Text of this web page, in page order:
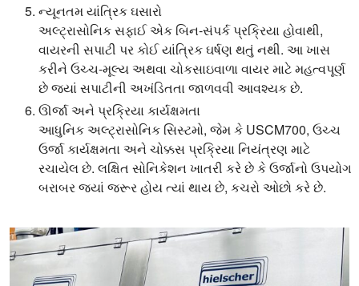
ન્યૂનતમ યાંત્રિક ઘસારો
અલ્ટ્રાસોનિક સફાઈ એક બિન-સંપર્ક પ્રક્રિયા હોવાથી,
વાયરની સપાટી પર કોઈ યાંત્રિક ઘર્ષણ થતું નથી. આ ખાસ
કરીને ઉચ્ચ-મૂલ્ય અથવા ચોકસાઇવાળા વાયર માટે મહત્વપૂર્ણ
છે જ્યાં સપાટીની અખંડિતતા જાળવવી આવશ્યક છે.
ઊર્જા અને પ્રક્રિયા કાર્યક્ષમતા
આધુનિક અલ્ટ્રાસોનિક સિસ્ટમો, જેમ કે USCM700, ઉચ્ચ
ઉર્જા કાર્યક્ષમતા અને ચોક્કસ પ્રક્રિયા નિયંત્રણ માટે
રચાયેલ છે. લક્ષિત સોનિકેશન ખાતરી કરે છે કે ઉર્જાનો ઉપયોગ
બરાબર જ્યાં જરૂર હોય ત્યાં થાય છે, કચરો ઓછો કરે છે.